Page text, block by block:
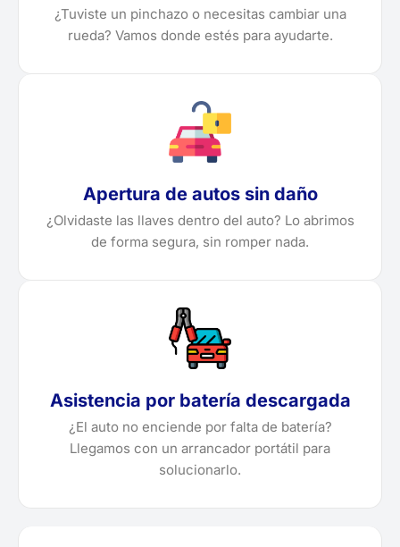
¿Tuviste un pinchazo o necesitas cambiar una
rueda? Vamos donde estés para ayudarte.
Apertura de autos sin daño
¿Olvidaste las llaves dentro del auto? Lo abrimos
de forma segura, sin romper nada.
Asistencia por batería descargada
¿El auto no enciende por falta de batería?
Llegamos con un arrancador portátil para
solucionarlo.